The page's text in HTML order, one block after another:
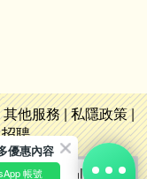
其他服務|私隱政策|
招聘
優惠內容
帳號